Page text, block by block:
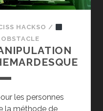
HACKSO /
les personnes
la méthode de